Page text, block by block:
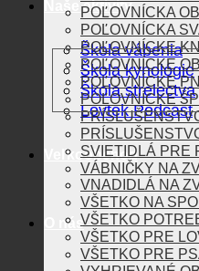
Naše aktivity
Škola vábenia
Škola kynológie
Škola strelectva
Lovtek Podcast
Veľkoobchod
O nás
POĽOVNÍCKA
POĽOVNÍCKA
POĽOVNÍCKE
POĽOVNÍCKE
POĽOVNÍCKE
POĽOVNÍCKE
SVIETIDLÁ PRE
VÁBNIČKY NA
VNADIDLÁ NA
VŠETKO NA
VŠETKO
VŠETKO PRE
VŠETKO PRE